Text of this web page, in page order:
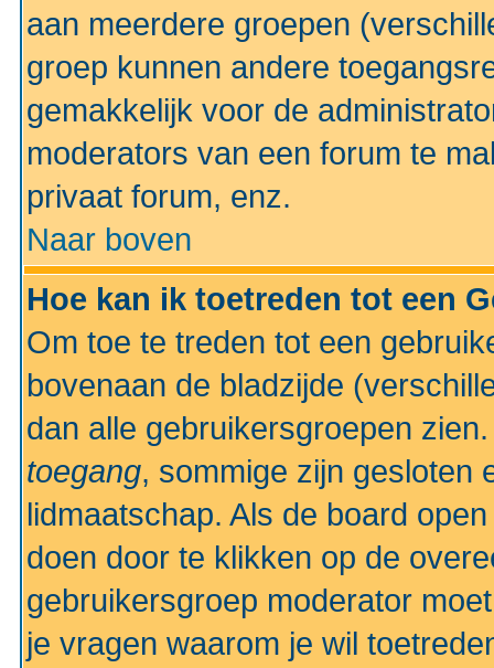
aan meerdere groepen
groep kunnen andere
gemakkelijk voor de
moderators van een forum te
privaat forum, enz.
Naar boven
Hoe kan ik toetreden tot een
Om toe te treden tot een
bovenaan de bladzijde
dan alle gebruikersgroepen
toegang, sommige zijn gesloten
lidmaatschap. Als de board
doen door te klikken op de
gebruikersgroep moderator
je vragen waarom je wil